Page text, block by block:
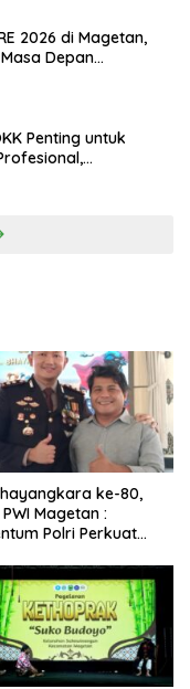
2026 di Magetan,
Depan
Penting untuk
ke-80,
Magetan :
Polri Perkuat